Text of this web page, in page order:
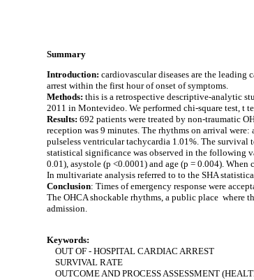
Summary
Introduction: cardiovascular diseases are the leading
arrest within the first hour of onset of symptoms.
Methods: this is a retrospective descriptive-analytic
2011 in Montevideo. We performed chi-square test, t
Results: 692 patients were treated by non-traumatic
reception was 9 minutes. The rhythms on arrival
pulseless ventricular tachycardia 1.01%. The survival
statistical significance was observed in the following
0.01), asystole (p <0.0001) and age (p = 0.004).
In multivariate analysis referred to to the SHA
Conclusion: Times of emergency response were
The OHCA shockable rhythms, a public place where
admission.
Keywords:
OUT OF - HOSPITAL CARDIAC ARREST
SURVIVAL RATE
OUTCOME AND PROCESS ASSESSMENT